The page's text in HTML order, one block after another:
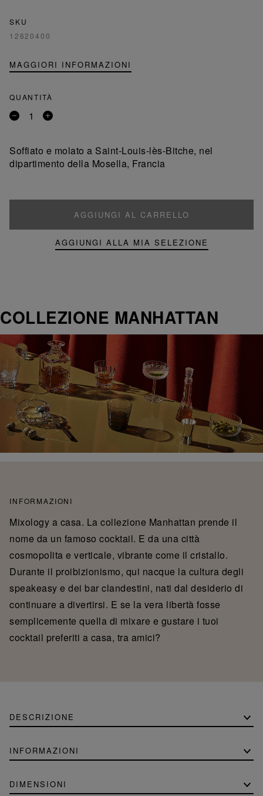
SKU
12620400
MAGGIORI INFORMAZIONI
QUANTITÀ
Rimuovi
Aggiungi
Soffiato e molato a Saint-Louis-lès-Bitche, nel
dipartimento della Mosella, Francia
AGGIUNGI AL CARRELLO
AGGIUNGI ALLA MIA SELEZIONE
COLLEZIONE MANHATTAN
INFORMAZIONI
Mixology a casa. La collezione Manhattan prende il
nome da un famoso cocktail. E da una città
cosmopolita e verticale, vibrante come il cristallo.
Durante il proibizionismo, qui nacque la cultura degli
speakeasy e dei bar clandestini, nati dal desiderio di
continuare a divertirsi. E se la vera libertà fosse
semplicemente quella di mixare e gustare i tuoi
cocktail preferiti a casa, tra amici?
DESCRIZIONE
INFORMAZIONI
DIMENSIONI